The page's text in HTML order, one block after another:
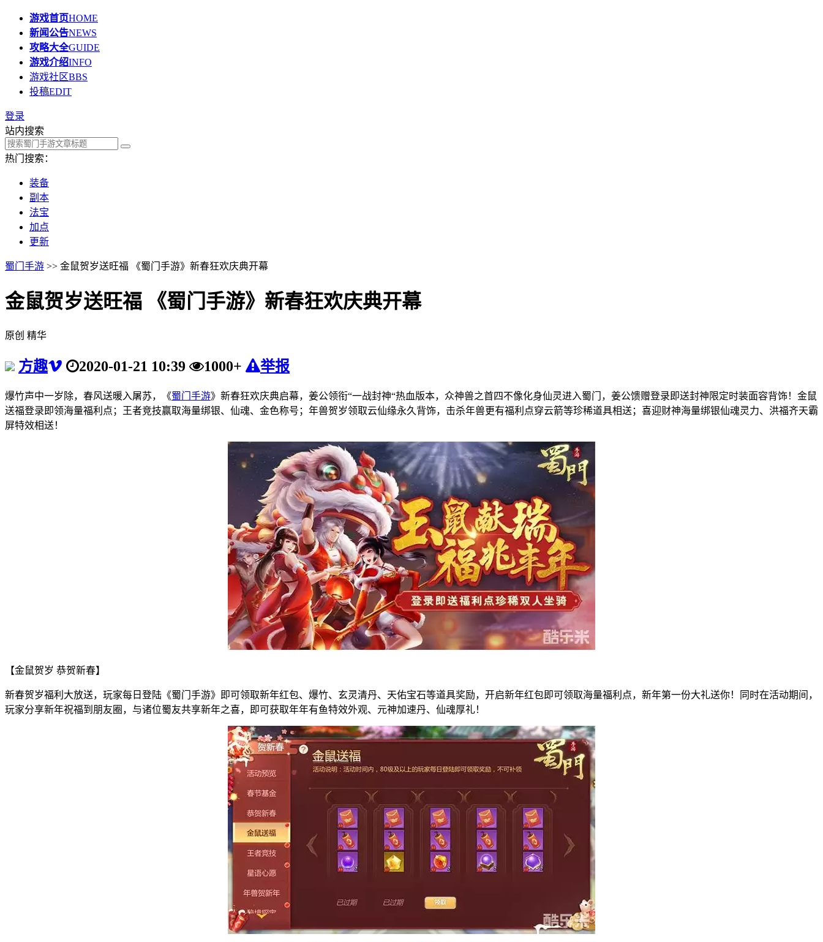
游戏首页HOME
新闻公告NEWS
攻略大全GUIDE
游戏介绍INFO
游戏社区BBS
投稿EDIT
登录
站内搜索
热门搜索：
装备
副本
法宝
加点
更新
蜀门手游 >> 金鼠贺岁送旺福 《蜀门手游》新春狂欢庆典开幕
金鼠贺岁送旺福 《蜀门手游》新春狂欢庆典开幕
原创 精华
方趣 2020-01-21 10:39 1000+ 举报
爆竹声中一岁除，春风送暖入屠苏，《蜀门手游》新春狂欢庆典启幕，姜公领衔“一战封神“热血版本，众神兽之首四不像化身仙灵进入蜀门，姜公馈赠登录即送封神限定时装面容背饰！金鼠
送福登录即领海量福利点；王者竞技赢取海量绑银、仙魂、金色称号；年兽贺岁领取云仙缘永久背饰，击杀年兽更有福利点穿云箭等珍稀道具相送；喜迎财神海量绑银仙魂灵力、洪福齐天霸
屏特效相送！
【金鼠贺岁 恭贺新春】
新春贺岁福利大放送，玩家每日登陆《蜀门手游》即可领取新年红包、爆竹、玄灵清丹、天佑宝石等道具奖励，开启新年红包即可领取海量福利点，新年第一份大礼送你！同时在活动期间，
玩家分享新年祝福到朋友圈，与诸位蜀友共享新年之喜，即可获取年年有鱼特效外观、元神加速丹、仙魂厚礼！